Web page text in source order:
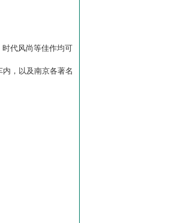
代风尚等佳作均可
，以及南京各著名